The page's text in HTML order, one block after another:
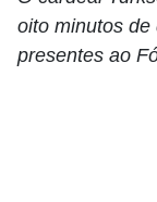
oito minutos
presentes ao